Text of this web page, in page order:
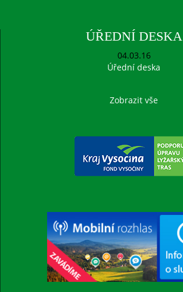
ÚŘEDNÍ DESKA
04.03.16
Úřední deska
Zobrazit vše